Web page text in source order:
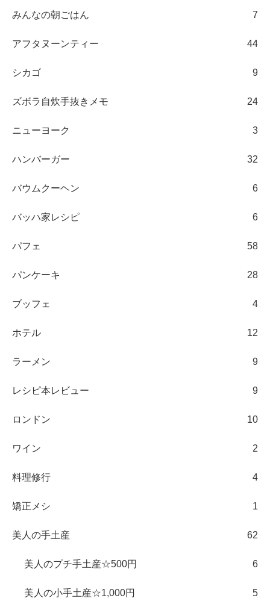
みんなの朝ごはん 7
アフタヌーンティー 44
シカゴ 9
ズボラ自炊手抜きメモ 24
ニューヨーク 3
ハンバーガー 32
バウムクーヘン 6
バッハ家レシピ 6
パフェ 58
パンケーキ 28
ブッフェ 4
ホテル 12
ラーメン 9
レシピ本レビュー 9
ロンドン 10
ワイン 2
料理修行 4
矯正メシ 1
美人の手土産 62
美人のプチ手土産☆500円 6
美人の小手土産☆1,000円 5